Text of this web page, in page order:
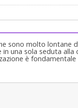
sono molto lontane
una sola seduta
è